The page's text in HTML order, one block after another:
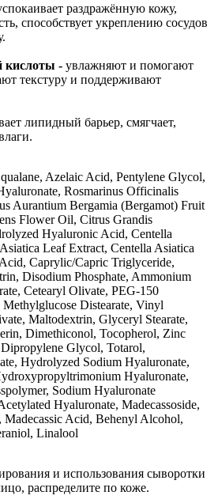
раздражённую кожу,
способствует укреплению сосудов
кислоты - увлажняют и помогают
текстуру и поддерживают
липидный барьер, смягчает,
Azelaic Acid, Pentylene Glycol,
Rosmarinus Officinalis
Aurantium Bergamia (Bergamot) Fruit
Flower Oil, Citrus Grandis
Hyaluronic Acid, Centella
Leaf Extract, Centella Asiatica
Caprylic/Capric Triglyceride,
Disodium Phosphate, Ammonium
Cetearyl Olivate, PEG-150
Distearate, Vinyl
Maltodextrin, Glyceryl Stearate,
Dimethiconol, Tocopherol, Zinc
Glycol, Totarol,
Hydrolyzed Sodium Hyaluronate,
Hyaluronate,
Sodium Hyaluronate
Hyaluronate, Madecassoside,
Acid, Behenyl Alcohol,
Linalool
и использования сыворотки
распределите по коже.